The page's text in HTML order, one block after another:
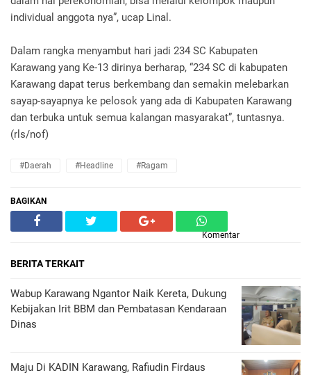
individual anggota nya”, ucap Linal.
Dalam rangka menyambut hari jadi 234 SC Kabupaten
Karawang yang Ke-13 dirinya berharap, “234 SC di kabupaten
Karawang dapat terus berkembang dan semakin melebarkan
sayap-sayapnya ke pelosok yang ada di Kabupaten Karawang
dan terbuka untuk semua kalangan masyarakat”, tuntasnya.
(rls/nof)
#daerah #headline #ragam
BAGIKAN
Komentar
BERITA TERKAIT
Wabup Karawang Ngantor Naik Kereta, Dukung
Kebijakan Irit BBM dan Pembatasan Kendaraan
Dinas
Maju Di KADIN Karawang, Rafiudin Firdaus